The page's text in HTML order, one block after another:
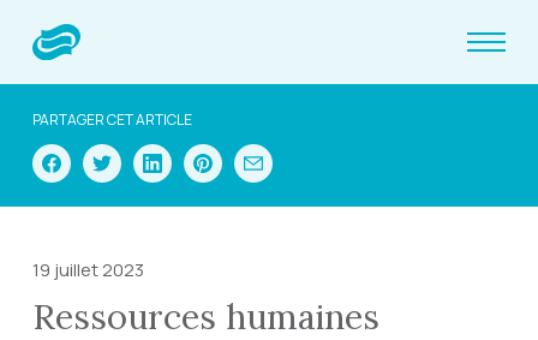
PARTAGER CET ARTICLE
19 juillet 2023
Ressources humaines